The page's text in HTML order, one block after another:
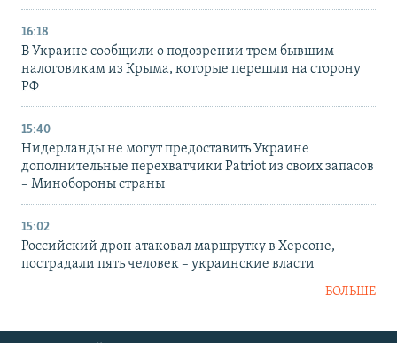
16:18
В Украине сообщили о подозрении трем бывшим
налоговикам из Крыма, которые перешли на сторону
РФ
15:40
Нидерланды не могут предоставить Украине
дополнительные перехватчики Patriot из своих запасов
– Минобороны страны
15:02
Российский дрон атаковал маршрутку в Херсоне,
пострадали пять человек – украинские власти
БОЛЬШЕ